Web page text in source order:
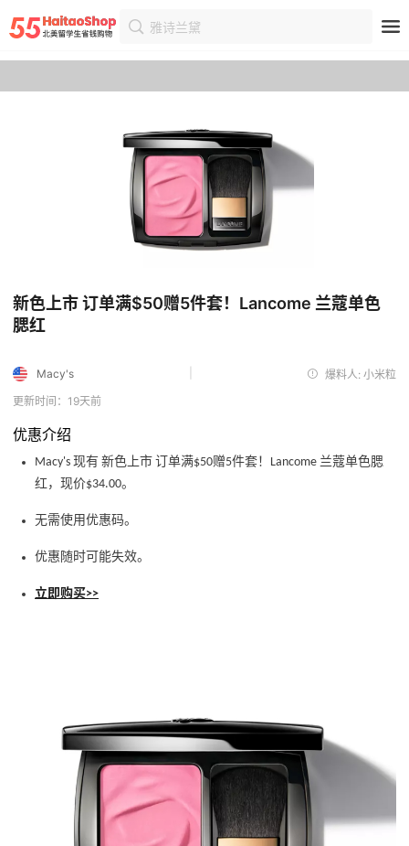
雅诗兰黛
首页 优惠 优惠详情
新色上市 订单满$50赠5件套！Lancome 兰蔻单色
腮红
Macy's
爆料人: 小米粒
更新时间：19天前
优惠介绍
Macy's 现有 新色上市 订单满$50赠5件套！Lancome 兰蔻单色腮
红，现价$34.00。
无需使用优惠码。
优惠随时可能失效。
立即购买>>